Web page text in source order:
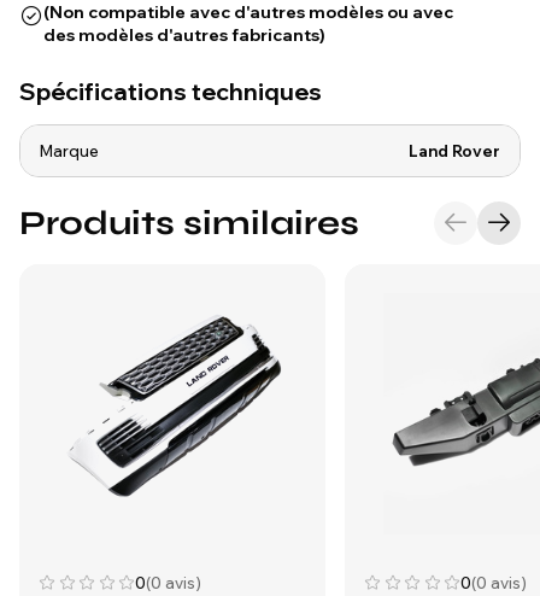
(Non compatible avec d'autres modèles ou avec
des modèles d'autres fabricants)
Spécifications techniques
Marque Land Rover
Produits similaires
0(0 avis) 0(0 avis)